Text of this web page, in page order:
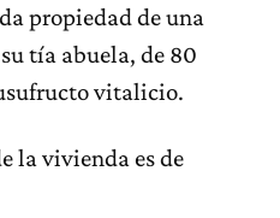
propiedad de una
tía abuela, de 80
vitalicio.
la vivienda es de